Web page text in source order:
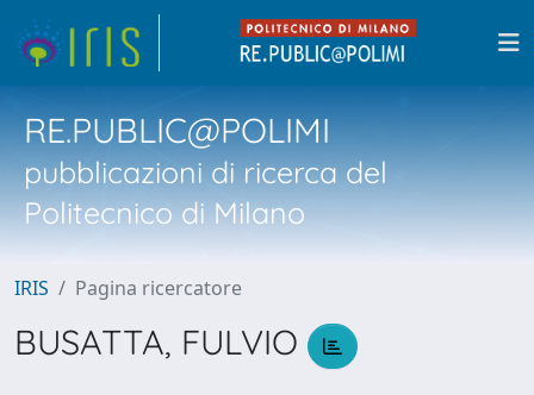
RE.PUBLIC@POLIMI
pubblicazioni di ricerca del
Politecnico di Milano
IRIS Pagina ricercatore
BUSATTA, FULVIO